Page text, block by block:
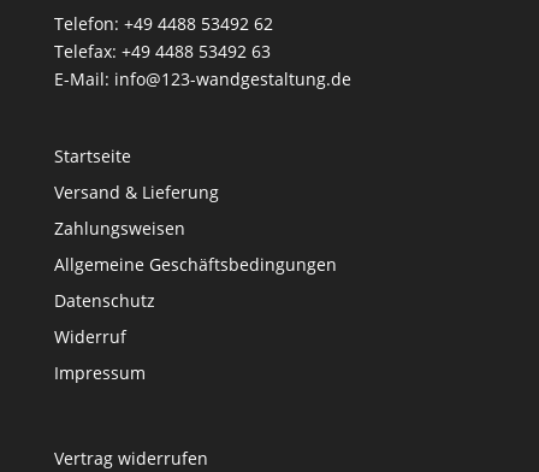
Telefon: +49 4488 53492 62
Telefax: +49 4488 53492 63
E-Mail: info@123-wandgestaltung.de
Startseite
Versand & Lieferung
Zahlungsweisen
Allgemeine Geschäftsbedingungen
Datenschutz
Widerruf
Impressum
Vertrag widerrufen